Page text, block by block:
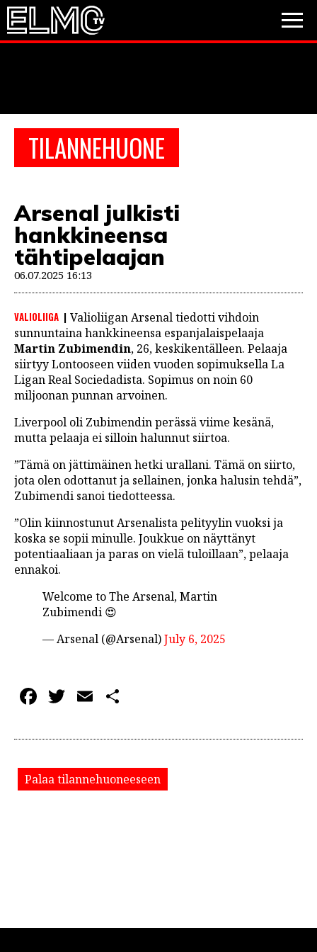
TILANNEHUONE
Arsenal julkisti
hankkineensa
tähtipelaajan
06.07.2025 16:13
VALIOLIIGA
Valioliigan Arsenal tiedotti vihdoin
sunnuntaina hankkineensa espanjalaispelaaja
Martin Zubimendin, 26, keskikentälleen. Pelaaja
siirtyy Lontooseen viiden vuoden sopimuksella La
Ligan Real Sociedadista. Sopimus on noin 60
miljoonan punnan arvoinen.
Liverpool oli Zubimendin perässä viime kesänä,
mutta pelaaja ei silloin halunnut siirtoa.
”Tämä on jättimäinen hetki urallani. Tämä on siirto,
jota olen odottanut ja sellainen, jonka halusin tehdä”,
Zubimendi sanoi tiedotteessa.
”Olin kiinnostunut Arsenalista pelityylin vuoksi ja
koska se sopii minulle. Joukkue on näyttänyt
potentiaaliaan ja paras on vielä tuloillaan”, pelaaja
ennakoi.
Welcome to The Arsenal, Martin
Zubimendi 😍
— Arsenal (@Arsenal)July 6, 2025
Facebook
Twitter
Email
Palaa tilannehuoneeseen
PESÄPALLO
VIDEOT
JALKAPALLO
EM2021
Huuhkajat
Valioliiga
JÄÄKIEKKO
PESÄPALLO
LINTU VAI KALA
46 DENTON ROAD
VIDEOT
PODCASTIT
KOLUMNIT